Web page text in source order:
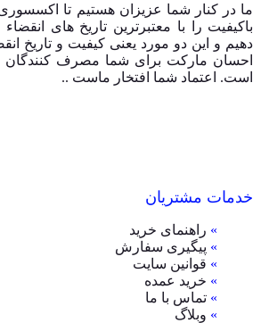
ما در کنار شما عزیزان هستیم تا
باکیفیت را با معتبرترین تاریخ های
دهیم و این دو مورد یعنی کیفیت و تاریخ
احسان مارکت برای شما مصرف
است. اعتماد شما افتخار ماست ..
خدمات مشتریان
» راهنمای خرید
» پیگیری سفارش
» قوانین سایت
» خرید عمده
» تماس با ما
» وبلاگ